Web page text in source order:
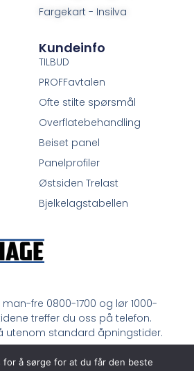
fre 0800-1700 og lør 1000-
treffer du oss på telefon.
utenom standard åpningstider.
50
Fargekart - Insilva
Kundeinfo
TILBUD
PROFFavtalen
Ofte stilte spørsmål
Overflatebehandling
Beiset panel
Panelprofiler
Østsiden Trelast
Bjelkelagstabellen
for å sørge for at du får den beste